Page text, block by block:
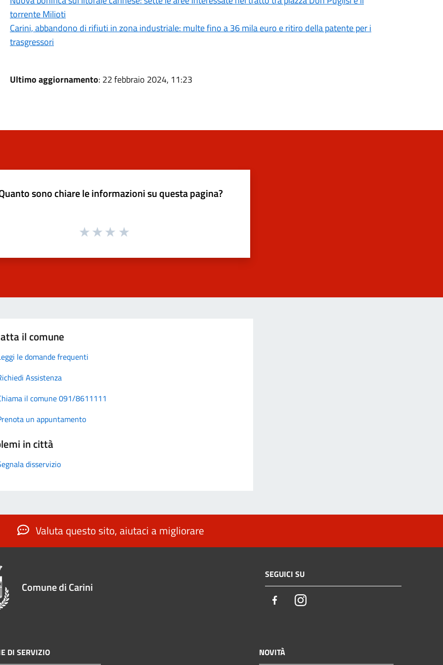
torrente Milioti
Carini, abbandono di rifiuti in zona industriale: multe fino a 36 mila euro e ritiro della patente per i
trasgressori
Ultimo aggiornamento: 22 febbraio 2024, 11:23
sono chiare le informazioni su questa pagina?
il comune
le domande frequenti
Assistenza
il comune 091/8611111
un appuntamento
in città
disservizio
Valuta questo sito, aiutaci a migliorare
Comune di Carini
SEGUICI SU
FacebookInstagram
DI SERVIZIO NOVITÀ